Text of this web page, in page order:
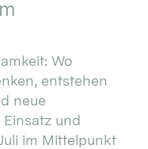
Wo
entstehen
neue
und
im Mittelpunkt